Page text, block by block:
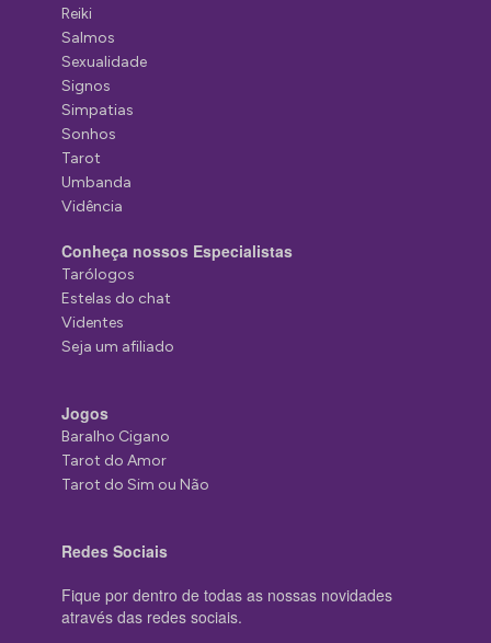
Reiki
Salmos
Sexualidade
Signos
Simpatias
Sonhos
Tarot
Umbanda
Vidência
Conheça nossos Especialistas
Tarólogos
Estelas do chat
Videntes
Seja um afiliado
Jogos
Baralho Cigano
Tarot do Amor
Tarot do Sim ou Não
Redes Sociais
Fique por dentro de todas as nossas novidades
através das redes sociais.